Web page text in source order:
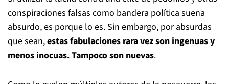
conspiraciones falsas como bandera política suena
absurdo, es porque lo es. Sin embargo, por absurdas
que sean,estas fabulaciones rara vez son ingenuas y
menos inocuas. Tampoco son nuevas.